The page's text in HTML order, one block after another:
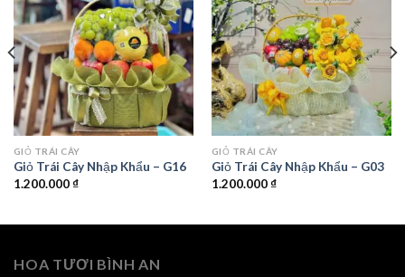
GIỎ TRÁI CÂY
Giỏ Trái Cây Nhập Khẩu – G16
1.200.000₫
GIỎ TRÁI CÂY
Giỏ Trái Cây Nhập Khẩu – G03
1.200.000₫
HOA TƯƠI BÌNH AN